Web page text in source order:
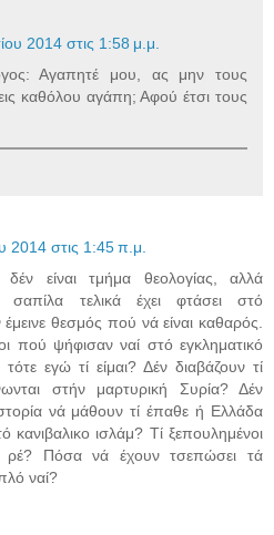
2014 στις 1:58 μ.μ.
Αγαπητέ μου, ας μην τους
καθόλου αγάπη; Αφού έτσι τους
2014 στις 1:45 π.μ.
είναι τμήμα θεολογίας, αλλά
σαπίλα τελικά έχει φτάσει στό
θεσμός πού νά είναι καθαρός.
πού ψήφισαν ναί στό εγκληματικό
τότε εγώ τί είμαι? Δέν διαβάζουν τί
στήν μαρτυρική Συρία? Δέν
νά μάθουν τί έπαθε ή Ελλάδα
κανιβαλικο ισλάμ? Τί ξεπουλημένοι
ρέ? Πόσα νά έχουν τσεπώσει τά
ναί?